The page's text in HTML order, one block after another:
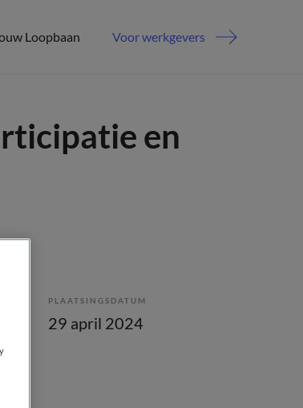
Loopbaan Voor werkgevers
en
PLAATSINGSDATUM
29 april 2024